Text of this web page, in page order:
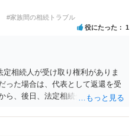
とができるというわけではあり
#家族間の相続トラブル
役にたった 1
相続人が受け取り権利がありま
った場合は、代表として返還を受
ら、後日、法定相続分に基づいて